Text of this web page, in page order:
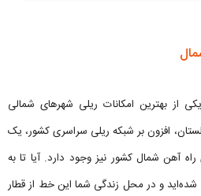
بهترین امکانات ریلی شهرهای شمالی
افزون بر شبکه ریلی سراسری کشور، یک
آهن شمال کشور نیز وجود دارد. آیا تا به
شده‌اید و در محل زندگی شما این خط از قطار